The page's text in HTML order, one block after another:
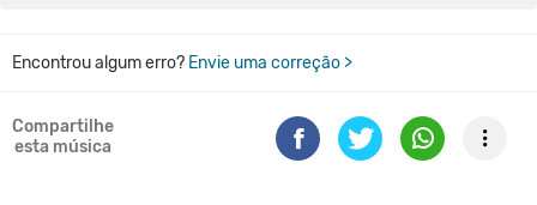
Encontrou algum erro? Envie uma correção >
Compartilhe
esta música